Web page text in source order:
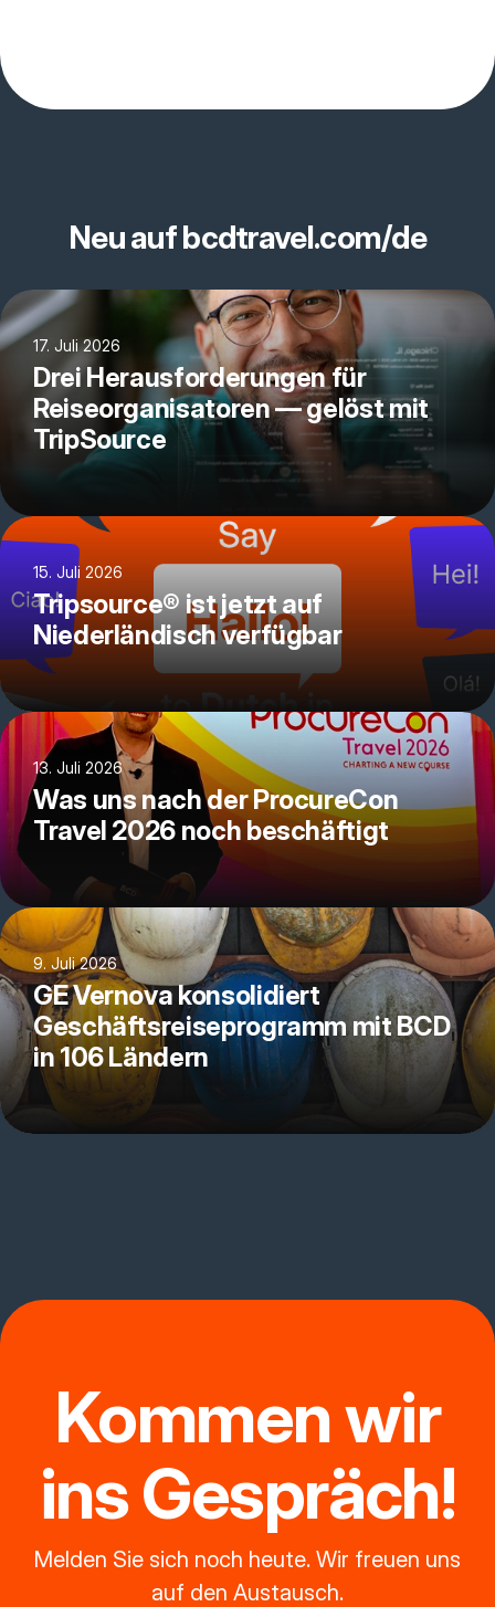
Neu auf bcdtravel.com/de
17. Juli 2026
Drei Herausforderungen für
Reiseorganisatoren — gelöst mit
TripSource
15. Juli 2026
Tripsource® ist jetzt auf
Niederländisch verfügbar
13. Juli 2026
Was uns nach der ProcureCon
Travel 2026 noch beschäftigt
9. Juli 2026
GE Vernova konsolidiert
Geschäftsreiseprogramm mit BCD
in 106 Ländern
Kommen wir
ins Gespräch!
Melden Sie sich noch heute. Wir freuen uns
auf den Austausch.